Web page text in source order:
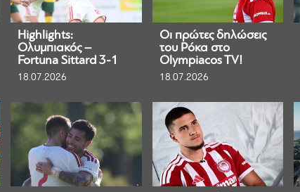
Highlights:
Ολυμπιακός –
Fortuna Sittard 3-1
18.07.2026
Οι πρώτες δηλώσεις
του Ρόκα στο
Olympiacos TV!
18.07.2026